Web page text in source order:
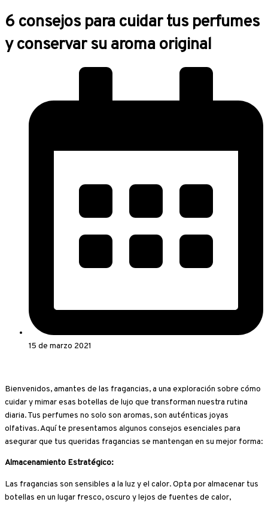
6 consejos para cuidar tus perfumes
y conservar su aroma original
15 de marzo 2021
Bienvenidos, amantes de las fragancias, a una exploración sobre cómo
cuidar y mimar esas botellas de lujo que transforman nuestra rutina
diaria. Tus perfumes no solo son aromas, son auténticas joyas
olfativas. Aquí te presentamos algunos consejos esenciales para
asegurar que tus queridas fragancias se mantengan en su mejor forma:
Almacenamiento Estratégico:
Las fragancias son sensibles a la luz y el calor. Opta por almacenar tus
botellas en un lugar fresco, oscuro y lejos de fuentes de calor,